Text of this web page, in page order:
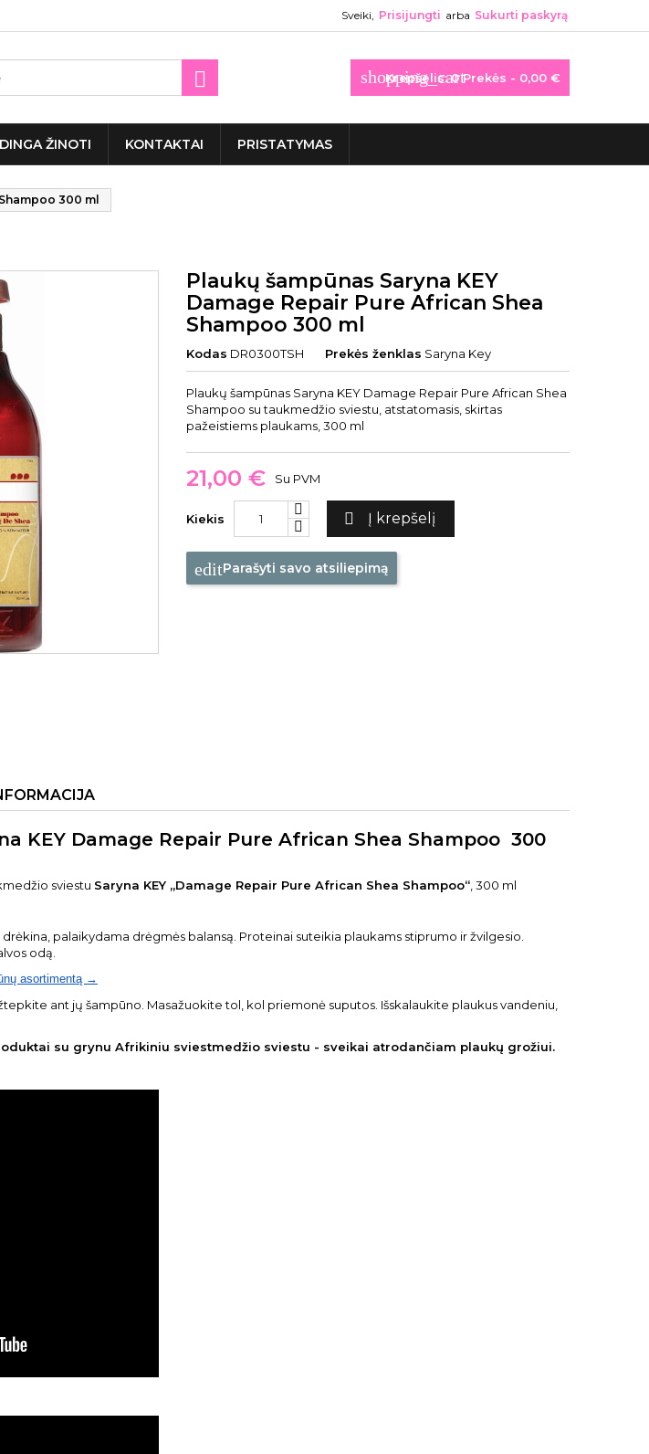
Sveiki, Prisijungti arba Sukurti paskyrą
shopping_cart
Krepšelis: 0Prekės - 0,00 €

ŽINOTI KONTAKTAI PRISTATYMAS
300 ml
Plaukų šampūnas Saryna KEY
Damage Repair Pure African Shea
Shampoo 300 ml
Kodas DR0300TSH Prekės ženklas Saryna Key
Plaukų šampūnas Saryna KEY Damage Repair Pure African Shea
Shampoo su taukmedžio sviestu, atstatomasis, skirtas
pažeistiems plaukams, 300 ml
21,00 € Su PVM
Kiekis  Į krepšelį
editParašyti savo atsiliepimą
KEY Damage Repair Pure African Shea Shampoo 300
sviestu Saryna KEY „Damage Repair Pure African Shea Shampoo“ , 300 ml
palaikydama drėgmės balansą. Proteinai suteikia plaukams stiprumo ir žvilgesio.
odą.
asortimentą →
ant jų šampūno. Masažuokite tol, kol priemonė suputos. Išskalaukite plaukus vandeniu,
su grynu Afrikiniu sviestmedžio sviestu - sveikai atrodančiam plaukų grožiui.